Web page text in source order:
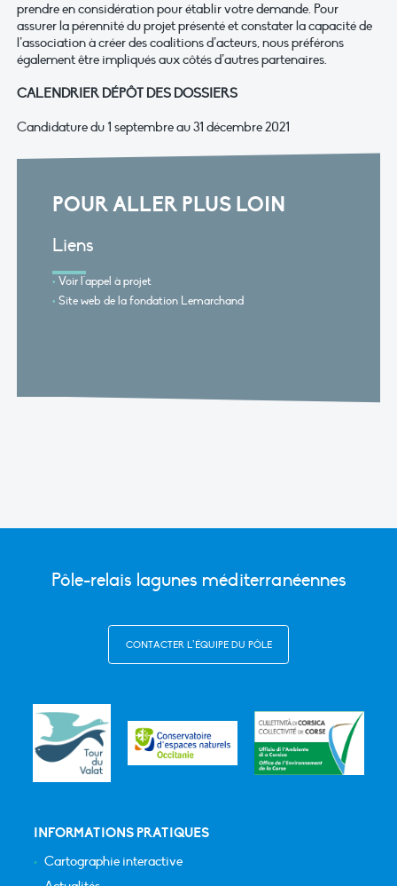
prendre en considération pour établir votre demande. Pour
assurer la pérennité du projet présenté et constater la capacité de
l’association à créer des coalitions d’acteurs, nous préférons
également être impliqués aux côtés d’autres partenaires.
CALENDRIER DÉPÔT DES DOSSIERS
Candidature du 1 septembre au 31 décembre 2021
POUR ALLER PLUS LOIN
Liens
Voir l'appel à projet
Site web de la fondation Lemarchand
Pôle-relais lagunes méditerranéennes
CONTACTER L’ÉQUIPE DU PÔLE
INFORMATIONS PRATIQUES
Cartographie interactive